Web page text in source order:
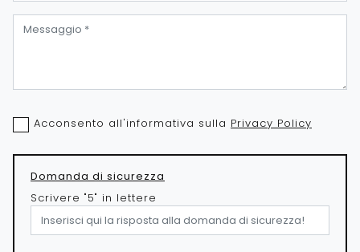
Acconsento all'informativa sulla Privacy Policy
Domanda di sicurezza
Scrivere "5" in lettere